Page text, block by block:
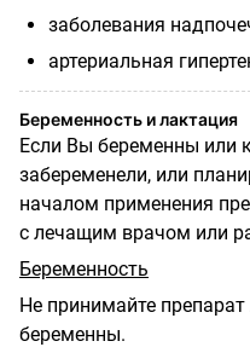
заболевания
артериальная
Беременность и лактация
Если Вы беременны или
забеременели, или
началом применения
с лечащим врачом или
Беременность
Не принимайте
беременны.